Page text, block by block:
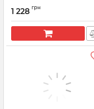
Артикул:
1 228 грн